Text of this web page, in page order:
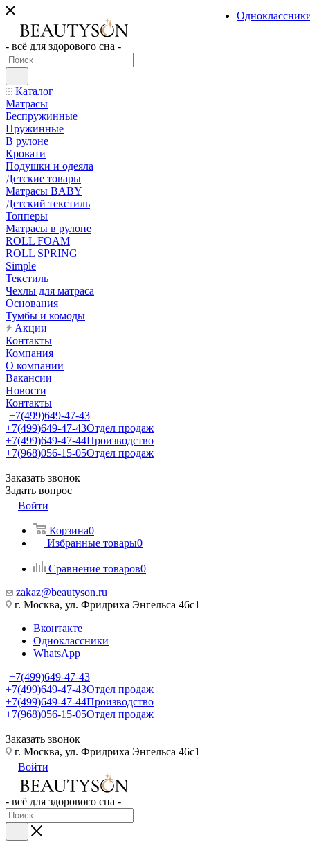
- всё для здорового сна -
Каталог
Матрасы
Беспружинные
Пружинные
В рулоне
Кровати
Подушки и одеяла
Детские товары
Матрасы BABY
Детский текстиль
Топперы
Матрасы в рулоне
ROLL FOAM
ROLL SPRING
Simple
Текстиль
Чехлы для матраса
Основания
Тумбы и комоды
Акции
Контакты
Компания
О компании
Вакансии
Новости
Контакты
+7(499)649-47-43
+7(499)649-47-43Отдел продаж
+7(499)649-47-44Производство
+7(968)056-15-05Отдел продаж
Заказать звонок
Задать вопрос
Войти
Корзина0
Избранные товары0
Сравнение товаров0
zakaz@beautyson.ru
г. Москва, ул. Фридриха Энгельса 46с1
Вконтакте
Одноклассники
WhatsApp
+7(499)649-47-43
+7(499)649-47-43Отдел продаж
+7(499)649-47-44Производство
+7(968)056-15-05Отдел продаж
Заказать звонок
г. Москва, ул. Фридриха Энгельса 46с1
Войти
- всё для здорового сна -